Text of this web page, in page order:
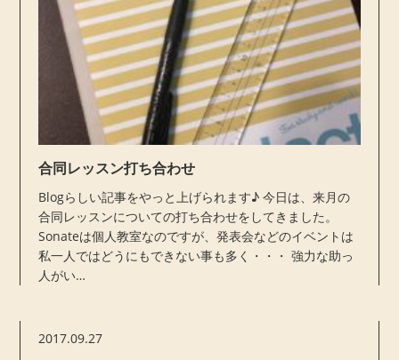
合同レッスン打ち合わせ
Blogらしい記事をやっと上げられます♪ 今日は、来月の
合同レッスンについての打ち合わせをしてきました。
Sonateは個人教室なのですが、発表会などのイベントは
私一人ではどうにもできない事も多く・・・ 強力な助っ
人がい…
2017.09.27